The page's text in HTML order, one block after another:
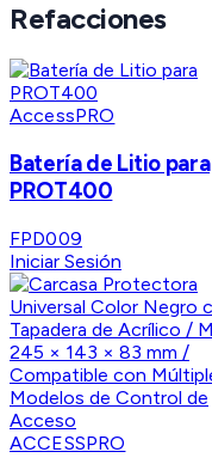
Refacciones
AccessPRO
Batería de Litio para
PROT400
FPD009
Iniciar Sesión
ACCESSPRO